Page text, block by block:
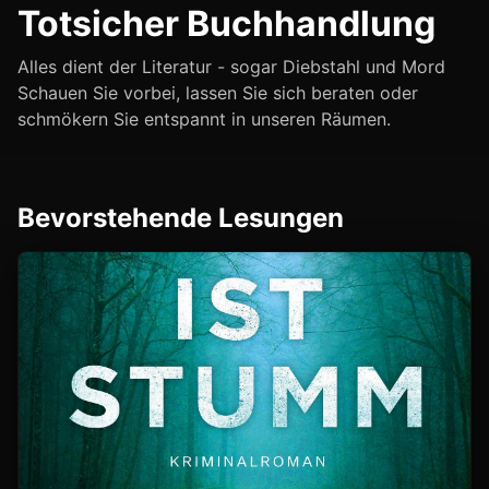
Totsicher Buchhandlung
Alles dient der Literatur - sogar Diebstahl und Mord
Schauen Sie vorbei, lassen Sie sich beraten oder
schmökern Sie entspannt in unseren Räumen.
Bevorstehende Lesungen